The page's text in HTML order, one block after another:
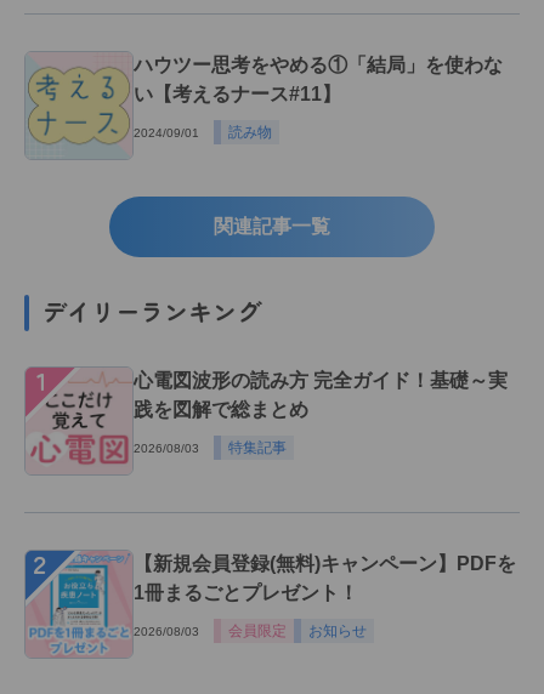
ハウツー思考をやめる①「結局」を使わな
い【考えるナース#11】
2024/09/01 読み物
関連記事一覧
デイリーランキング
１
心電図波形の読み方 完全ガイド！基礎～実
践を図解で総まとめ
2026/08/03 特集記事
２
【新規会員登録(無料)キャンペーン】PDFを
1冊まるごとプレゼント！
2026/08/03 会員限定 お知らせ